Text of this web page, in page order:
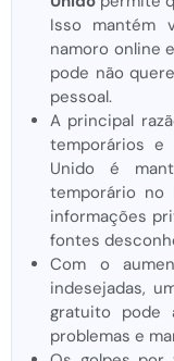
Isso mantém
namoro online
pode não
pessoal.
A principal
temporários e
Unido é
temporário no
informações
fontes
Com o
indesejadas,
gratuito pode
problemas e